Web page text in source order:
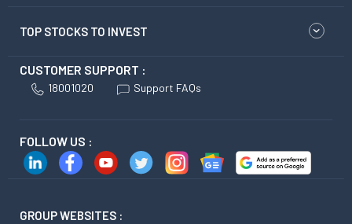
TOP STOCKS TO INVEST
CUSTOMER SUPPORT :
18001020 Support FAQs
FOLLOW US :
GROUP WEBSITES :